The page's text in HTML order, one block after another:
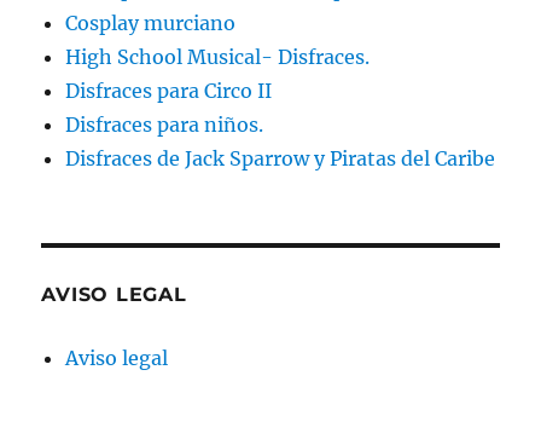
Cosplay murciano
High School Musical- Disfraces.
Disfraces para Circo II
Disfraces para niños.
Disfraces de Jack Sparrow y Piratas del Caribe
AVISO LEGAL
Aviso legal